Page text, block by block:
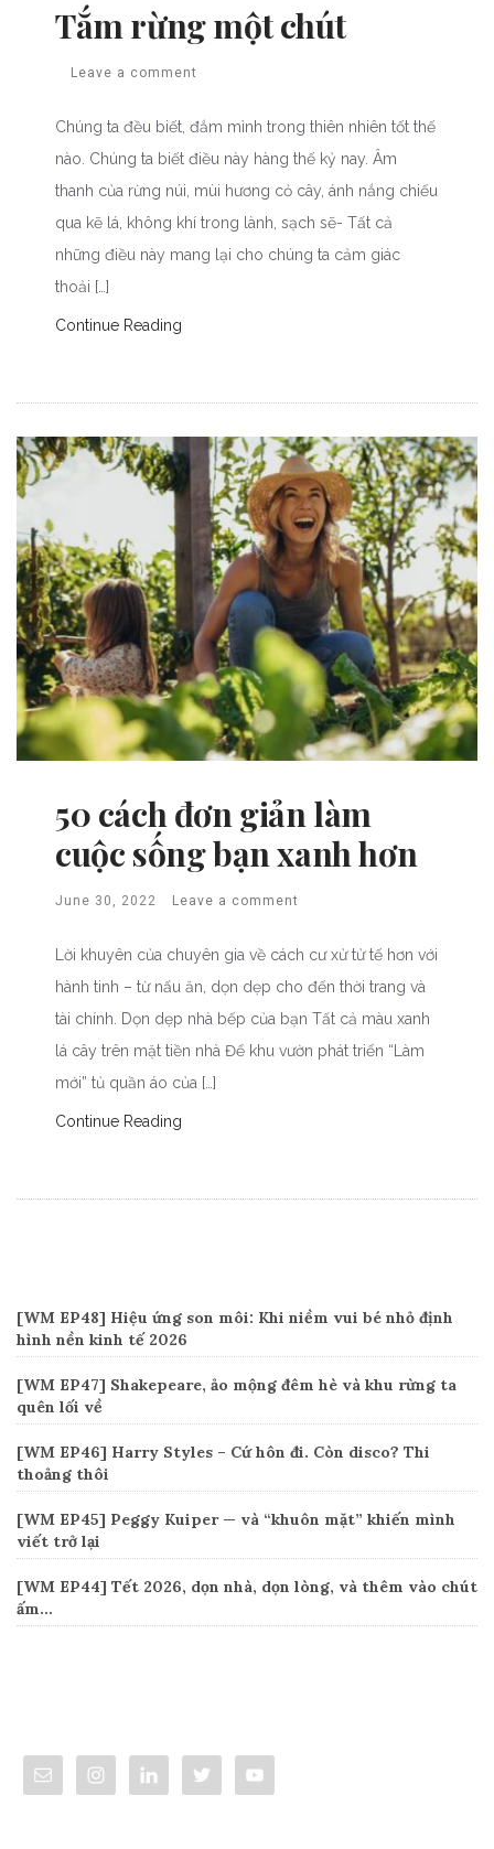
Tắm rừng một chút
Leave a comment
Chúng ta đều biết, đắm mình trong thiên nhiên tốt thế
nào. Chúng ta biết điều này hàng thế kỷ nay. Âm
thanh của rừng núi, mùi hương cỏ cây, ánh nắng chiếu
qua kẽ lá, không khí trong lành, sạch sẽ- Tất cả
những điều này mang lại cho chúng ta cảm giác
thoải […]
Continue Reading
50 cách đơn giản làm
cuộc sống bạn xanh hơn
June 30, 2022 Leave a comment
Lời khuyên của chuyên gia về cách cư xử tử tế hơn với
hành tinh – từ nấu ăn, dọn dẹp cho đến thời trang và
tài chính. Dọn dẹp nhà bếp của bạn Tất cả màu xanh
lá cây trên mặt tiền nhà Để khu vườn phát triển “Làm
mới” tủ quần áo của […]
Continue Reading
[WM EP48] Hiệu ứng son môi: Khi niềm vui bé nhỏ định
hình nền kinh tế 2026
[WM EP47] Shakepeare, ảo mộng đêm hè và khu rừng ta
quên lối về
[WM EP46] Harry Styles – Cứ hôn đi. Còn disco? Thi
thoảng thôi
[WM EP45] Peggy Kuiper — và “khuôn mặt” khiến mình
viết trở lại
[WM EP44] Tết 2026, dọn nhà, dọn lòng, và thêm vào chút
ấm…